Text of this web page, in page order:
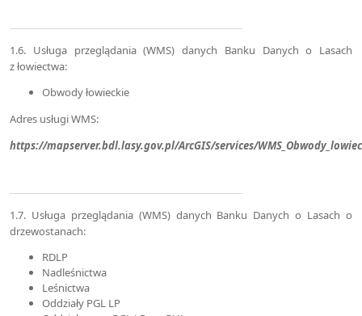
1.6. Usługa przeglądania (WMS) danych Banku Danych o Lasach
z łowiectwa:
Obwody łowieckie
Adres usługi WMS:
https://mapserver.bdl.lasy.gov.pl/ArcGIS/services/
1.7. Usługa przeglądania (WMS) danych Banku Danych o Lasach o
drzewostanach:
RDLP
Nadleśnictwa
Leśnictwa
Oddziały PGL LP